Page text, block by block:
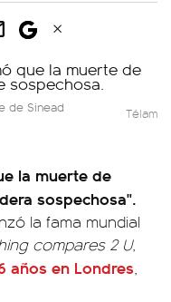
de Sinead Télam
la muerte de
sospechosa".
la fama mundial
compares 2 U,
años en Londres,